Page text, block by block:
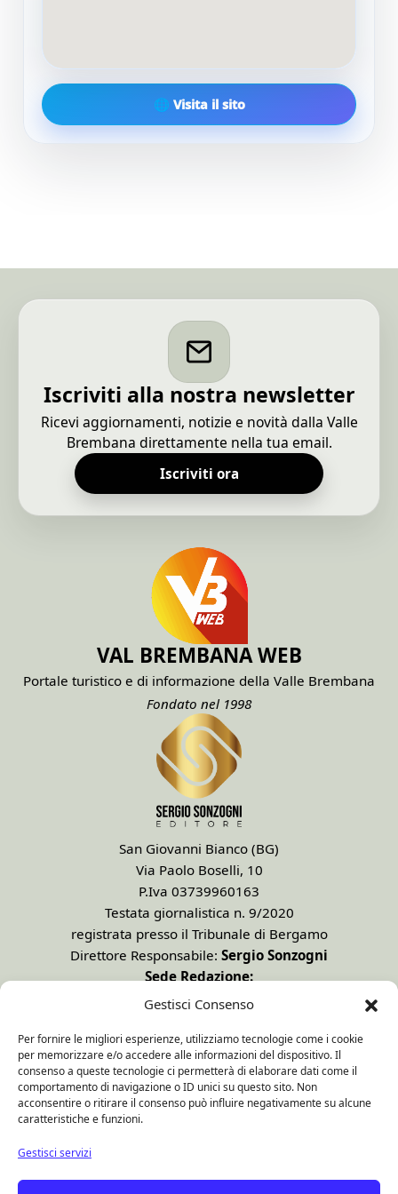
Gestisci Consenso
Per fornire le migliori esperienze, utilizziamo tecnologie come i cookie
per memorizzare e/o accedere alle informazioni del dispositivo. Il
consenso a queste tecnologie ci permetterà di elaborare dati come il
comportamento di navigazione o ID unici su questo sito. Non
acconsentire o ritirare il consenso può influire negativamente su alcune
caratteristiche e funzioni.
Gestisci servizi
🌐 Visita il sito
Iscriviti alla nostra newsletter
Ricevi aggiornamenti, notizie e novità dalla Valle
Brembana direttamente nella tua email.
Iscriviti ora
VAL BREMBANA WEB
Portale turistico e di informazione della Valle Brembana
Fondato nel 1998
San Giovanni Bianco (BG)
Via Paolo Boselli, 10
P.Iva 03739960163
Testata giornalistica n. 9/2020
registrata presso il Tribunale di Bergamo
Direttore Responsabile: Sergio Sonzogni
Sede Redazione:
Via Paolo Boselli, 10
Tel. 0345 41834
Email:redazione@valbrembanaweb.com
CONCESSIONARIA PUBBLICITÀ